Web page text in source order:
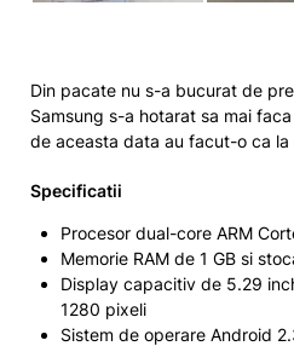
Din pacate nu s-a bucurat de
Samsung s-a hotarat sa mai
de aceasta data au facut-o ca la
Specificatii
Procesor dual-core ARM
Memorie RAM de 1 GB si
Display capacitiv de 5.29
1280 pixeli
Sistem de operare Android